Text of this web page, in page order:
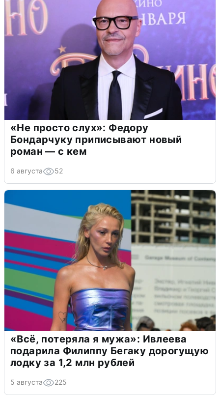
«Не просто слух»: Федору
Бондарчуку приписывают новый
роман — с кем
6 августа 52
«Всё, потеряла я мужа»: Ивлеева
подарила Филиппу Бегаку дорогущую
лодку за 1,2 млн рублей
5 августа 225